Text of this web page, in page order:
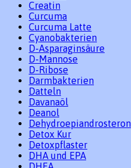
Creatin
Curcuma
Curcuma Latte
Cyanobakterien
D-Asparaginsäure
D-Mannose
D-Ribose
Darmbakterien
Datteln
Davanaöl
Deanol
Dehydroepiandrosteron
Detox Kur
Detoxpflaster
DHA und EPA